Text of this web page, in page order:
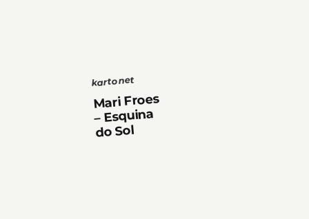
kartonet
Mari Froes
– Esquina
do Sol